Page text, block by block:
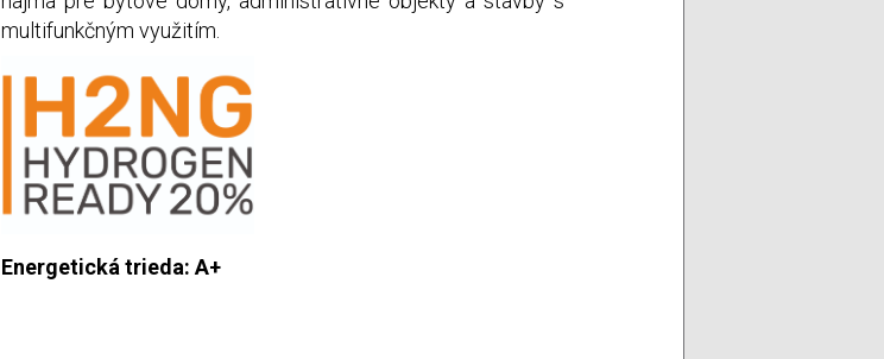
multifunkčným využitím.
Energetická trieda: A+